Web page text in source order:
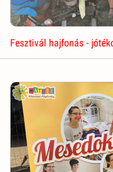
Fesztivál hajfonás -